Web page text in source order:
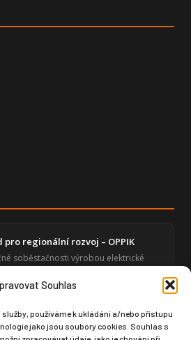
Souhlas
používáme k ukládání a/nebo přístupu
jako jsou soubory cookies. Souhlas s
pro regionální rozvoj – OPPIK
soběstačnosti výrobou elektrické
digitalizace – GLOBAL SPORT